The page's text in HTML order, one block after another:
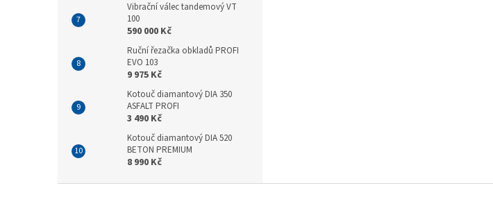
Vibrační válec tandemový VT
100
590 000 Kč
Ruční řezačka obkladů PROFI
EVO 103
9 975 Kč
Kotouč diamantový DIA 350
ASFALT PROFI
3 490 Kč
Kotouč diamantový DIA 520
BETON PREMIUM
8 990 Kč